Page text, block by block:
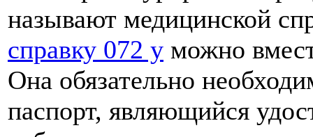
называют медицинской
справку 072 у можно
Она обязательно
паспорт, являющийся